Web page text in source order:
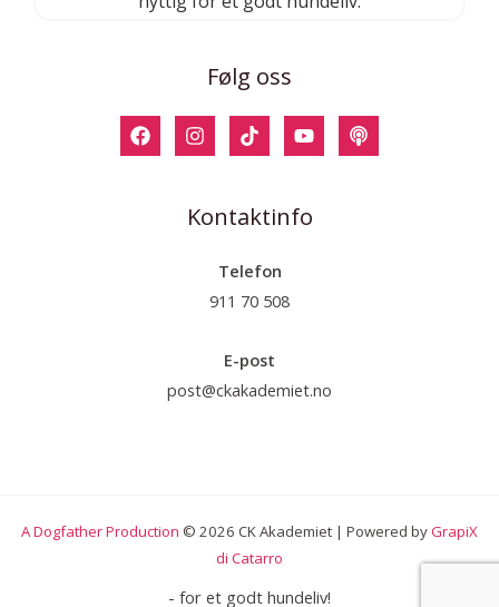
Følg oss
Kontaktinfo
Telefon
911 70 508
E-post
post@ckakademiet.no
A Dogfather Production © 2026 CK Akademiet | Powered byGrapiX
di Catarro
- for et godt hundeliv!